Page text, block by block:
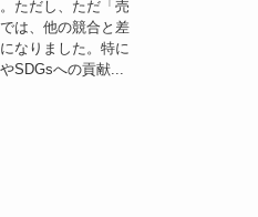
ただし、ただ「売
は、他の競合と差
なりました。特に
SDGsへの貢献...